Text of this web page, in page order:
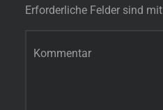
Erforderliche Felder sind mit